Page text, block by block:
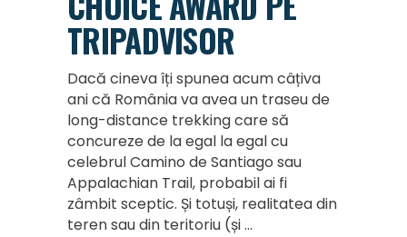
TRIPADVISOR
Dacă cineva îți spunea acum câțiva
ani că România va avea un traseu de
long-distance trekking care să
concureze de la egal la egal cu
celebrul Camino de Santiago sau
Appalachian Trail, probabil ai fi
zâmbit sceptic. Și totuși, realitatea din
teren sau din teritoriu (și